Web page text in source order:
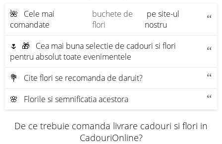
🌺 Cele mai
comandate
buchete de
flori
pe site-ul
nostru
🌷 🎁 Cea mai buna selectie de cadouri si flori
pentru absolut toate evenimentele
💐 Сite flori se recomanda de daruit?
🌸 Florile si semnificatia acestora
De ce trebuie comanda livrare cadouri si flori in
CadouriOnline?